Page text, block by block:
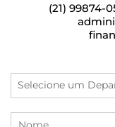
(21) 99874-